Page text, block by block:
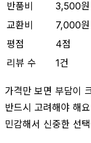
반품비 3,500원
교환비
7,000원
평점
4점
리뷰 수
1건
가격만 보면 부담이
반드시 고려해야 해
민감해서 신중한 선